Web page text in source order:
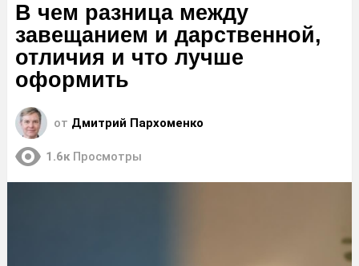
В чем разница между
завещанием и дарственной,
отличия и что лучше
оформить
от Дмитрий Пархоменко
1.6к Просмотры